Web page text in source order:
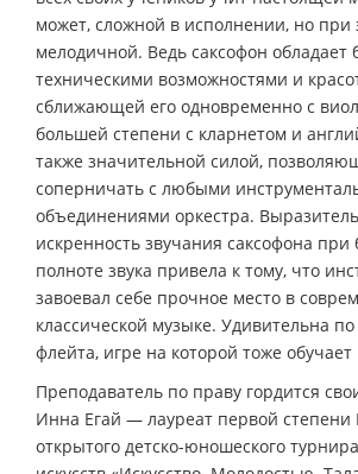
может, сложной в исполнении, но
мелодичной. Ведь саксофон обладает
техническими возможностями и
сближающей его одновременно с
большей степени с кларнетом и
также значительной силой,
соперничать с любыми
объединениями оркестра.
искренность звучания саксофона
полноте звука привела к тому, что
завоевал себе прочное место в
классической музыке. Удивительна
флейта, игре на которой тоже обучает
Преподаватель по праву гордится
Инна Егай — лауреат первой степени
открытого детско-юношеского